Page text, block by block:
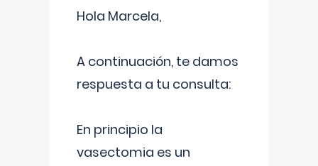
Hola Marcela,
A continuación, te damos
respuesta a tu consulta:
En principio la
vasectomia es un